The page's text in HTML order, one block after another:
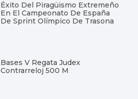
Éxito Del Piragüismo Extremeño
En El Campeonato De España
De Sprint Olímpico De Trasona
Bases V Regata Judex
Contrarreloj 500 M